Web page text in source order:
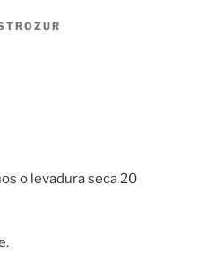
o levadura seca 20